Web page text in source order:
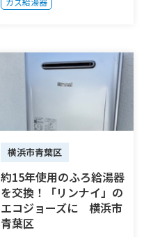
横浜市青葉区
約15年使用のふろ給湯器
を交換！「リンナイ」の
エコジョーズに 横浜市
青葉区